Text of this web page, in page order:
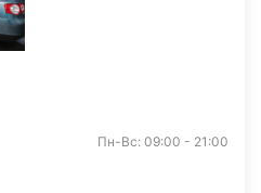
Пн-Вс: 09:00 - 21:00